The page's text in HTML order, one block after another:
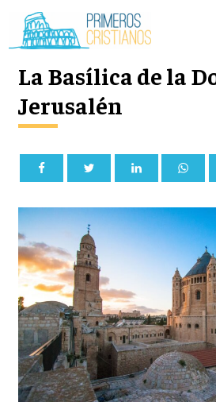
La Basílica de la
Jerusalén